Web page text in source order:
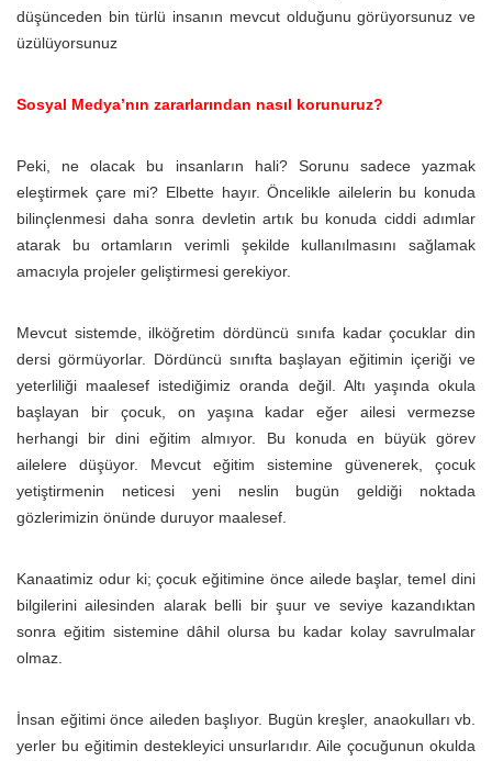
düşünceden bin türlü insanın mevcut olduğunu görüyorsunuz ve
üzülüyorsunuz
Sosyal Medya’nın zararlarından nasıl korunuruz?
Peki, ne olacak bu insanların hali? Sorunu sadece yazmak
eleştirmek çare mi? Elbette hayır. Öncelikle ailelerin bu konuda
bilinçlenmesi daha sonra devletin artık bu konuda ciddi adımlar
atarak bu ortamların verimli şekilde kullanılmasını sağlamak
amacıyla projeler geliştirmesi gerekiyor.
Mevcut sistemde, ilköğretim dördüncü sınıfa kadar çocuklar din
dersi görmüyorlar. Dördüncü sınıfta başlayan eğitimin içeriği ve
yeterliliği maalesef istediğimiz oranda değil. Altı yaşında okula
başlayan bir çocuk, on yaşına kadar eğer ailesi vermezse
herhangi bir dini eğitim almıyor. Bu konuda en büyük görev
ailelere düşüyor. Mevcut eğitim sistemine güvenerek, çocuk
yetiştirmenin neticesi yeni neslin bugün geldiği noktada
gözlerimizin önünde duruyor maalesef.
Kanaatimiz odur ki; çocuk eğitimine önce ailede başlar, temel dini
bilgilerini ailesinden alarak belli bir şuur ve seviye kazandıktan
sonra eğitim sistemine dâhil olursa bu kadar kolay savrulmalar
olmaz.
İnsan eğitimi önce aileden başlıyor. Bugün kreşler, anaokulları vb.
yerler bu eğitimin destekleyici unsurlarıdır. Aile çocuğunun okulda